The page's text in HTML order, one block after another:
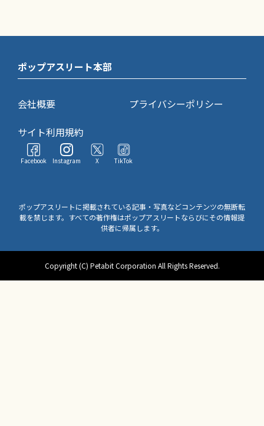
ポップアスリート本部
会社概要
プライバシーポリシー
サイト利用規約
Facebook Instagram X TikTok
ポップアスリートに掲載されている記事・写真などコンテンツの無断転
載を禁じます。すべての著作権はポップアスリートならびにその情報提
供者に帰属します。
Copyright (C) Petabit Corporation All Rights Reserved.